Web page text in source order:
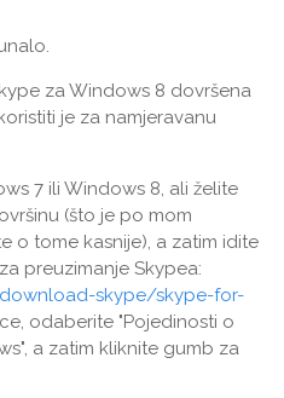
za Windows 8 dovršena
je za namjeravanu
7 ili Windows 8, ali želite
(što je po mom
o tome kasnije), a zatim idite
preuzimanje Skypea:
skype/skype-for-
odaberite "Pojedinosti o
a zatim kliknite gumb za